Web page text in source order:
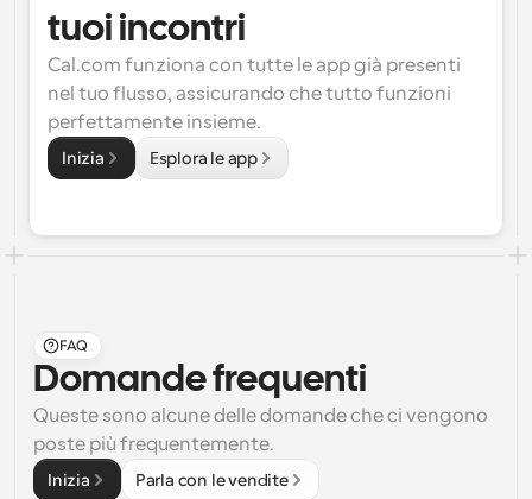
tuoi incontri
Cal.com funziona con tutte le app già presenti
nel tuo flusso, assicurando che tutto funzioni
perfettamente insieme.
Inizia Esplora le app
FAQ
Domande frequenti
Queste sono alcune delle domande che ci vengono
poste più frequentemente.
Inizia Parla con le vendite